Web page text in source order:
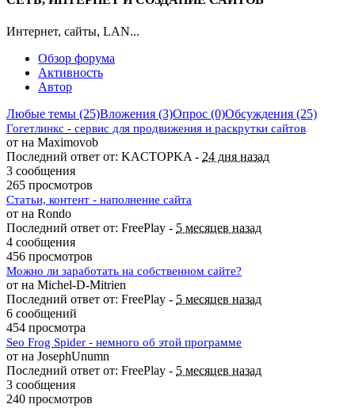
Интернет, сайты, LAN...
Обзор форума
Активность
Автор
Любые темы (25)Вложения (3)Опрос (0)Обсуждения (25)
Гогетлинкс - сервис для продвижения и раскрутки сайтов
от на Maximovob
Последний ответ от: KACTOPKA - 24 дня назад
3 сообщения
265 просмотров
Статьи, контент - наполнение сайта
от на Rondo
Последний ответ от: FreePlay - 5 месяцев назад
4 сообщения
456 просмотров
Можно ли заработать на собственном сайте?
от на Michel-D-Mitrien
Последний ответ от: FreePlay - 5 месяцев назад
6 сообщений
454 просмотра
Seo Frog Spider - немного об этой программе
от на JosephUnumn
Последний ответ от: FreePlay - 5 месяцев назад
3 сообщения
240 просмотров